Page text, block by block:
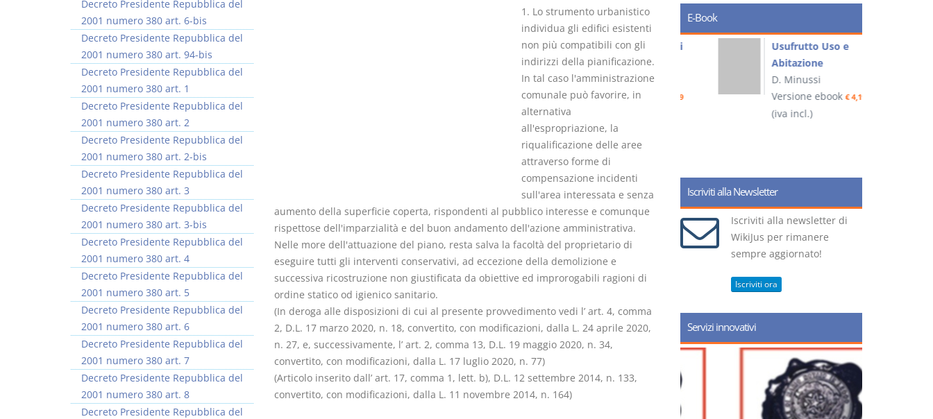
1. Lo strumento urbanistico
individua gli edifici esistenti
non più compatibili con gli
indirizzi della pianificazione.
In tal caso l'amministrazione
comunale può favorire, in
alternativa
all'espropriazione, la
riqualificazione delle aree
attraverso forme di
compensazione incidenti
sull'area interessata e senza
aumento della superficie coperta, rispondenti al pubblico interesse e comunque
rispettose dell'imparzialità e del buon andamento dell'azione amministrativa.
Nelle more dell'attuazione del piano, resta salva la facoltà del proprietario di
eseguire tutti gli interventi conservativi, ad eccezione della demolizione e
successiva ricostruzione non giustificata da obiettive ed improrogabili ragioni di
ordine statico od igienico sanitario.
(In deroga alle disposizioni di cui al presente provvedimento vedi l’ art. 4, comma
2, D.L. 17 marzo 2020, n. 18, convertito, con modificazioni, dalla L. 24 aprile 2020,
n. 27, e, successivamente, l’ art. 2, comma 13, D.L. 19 maggio 2020, n. 34,
convertito, con modificazioni, dalla L. 17 luglio 2020, n. 77)
(Articolo inserito dall’ art. 17, comma 1, lett. b), D.L. 12 settembre 2014, n. 133,
convertito, con modificazioni, dalla L. 11 novembre 2014, n. 164)
Decreto Presidente Repubblica del
2001 numero 380 art. 6-bis
Decreto Presidente Repubblica del
2001 numero 380 art. 94-bis
Decreto Presidente Repubblica del
2001 numero 380 art. 1
Decreto Presidente Repubblica del
2001 numero 380 art. 2
Decreto Presidente Repubblica del
2001 numero 380 art. 2-bis
Decreto Presidente Repubblica del
2001 numero 380 art. 3
Decreto Presidente Repubblica del
2001 numero 380 art. 3-bis
Decreto Presidente Repubblica del
2001 numero 380 art. 4
Decreto Presidente Repubblica del
2001 numero 380 art. 5
Decreto Presidente Repubblica del
2001 numero 380 art. 6
Decreto Presidente Repubblica del
2001 numero 380 art. 7
Decreto Presidente Repubblica del
2001 numero 380 art. 8
Decreto Presidente Repubblica del
E-Book
I Vincoli Preliminari
D. Minussi
Versione ebook€ 4,19
(iva incl.)
Usufrutto Uso e
Abitazione
D. Minussi
Versione ebook€ 4,19
(iva incl.)
Iscriviti alla Newsletter
Iscriviti alla newsletter di
WikiJus per rimanere
sempre aggiornato!
Iscriviti ora
Servizi innovativi